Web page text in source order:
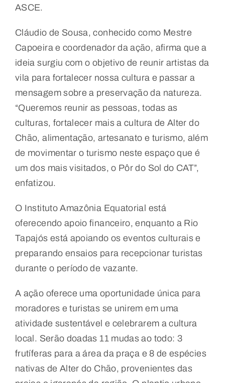
ASCE.
Cláudio de Sousa, conhecido como Mestre
Capoeira e coordenador da ação, afirma que a
ideia surgiu com o objetivo de reunir artistas da
vila para fortalecer nossa cultura e passar a
mensagem sobre a preservação da natureza.
“Queremos reunir as pessoas, todas as
culturas, fortalecer mais a cultura de Alter do
Chão, alimentação, artesanato e turismo, além
de movimentar o turismo neste espaço que é
um dos mais visitados, o Pôr do Sol do CAT”,
enfatizou.
O Instituto Amazônia Equatorial está
oferecendo apoio financeiro, enquanto a Rio
Tapajós está apoiando os eventos culturais e
preparando ensaios para recepcionar turistas
durante o período de vazante.
A ação oferece uma oportunidade única para
moradores e turistas se unirem em uma
atividade sustentável e celebrarem a cultura
local. Serão doadas 11 mudas ao todo: 3
frutíferas para a área da praça e 8 de espécies
nativas de Alter do Chão, provenientes das